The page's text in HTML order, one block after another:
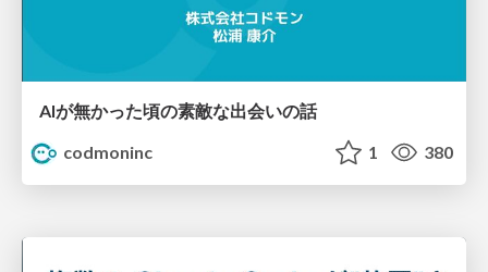
AIが無かった頃の素敵な出会いの話
codmoninc
1 380